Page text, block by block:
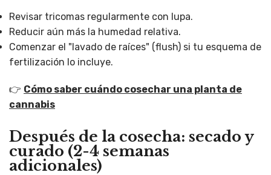
Revisar tricomas regularmente con lupa.
Reducir aún más la humedad relativa.
Comenzar el "lavado de raíces" (flush) si tu esquema de
fertilización lo incluye.
👉 Cómo saber cuándo cosechar una planta de
cannabis
Después de la cosecha: secado y
curado (2-4 semanas
adicionales)